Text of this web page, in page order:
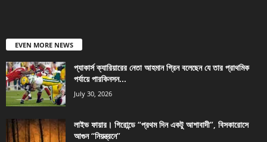
EVEN MORE NEWS
প্যাকার্স ক্যারিয়ারের নেতা আহমান গ্রিন বলেছেন যে তার প্রাথমিক
পর্যায়ে পারকিনসন...
July 30, 2026
লাইভ ফায়ার। গিরোন্ডে “প্রথম দিন একটু আশাবাদী”, বিসকারোসে
আগুন “নিয়ন্ত্রনে”